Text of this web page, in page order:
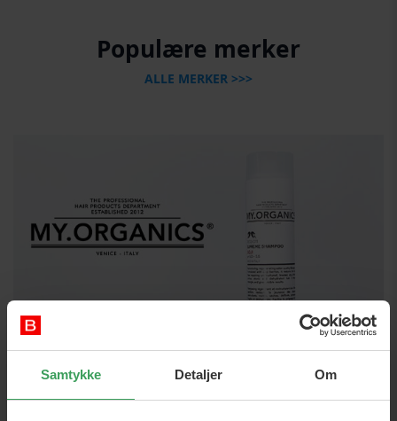
Samtykke Detaljer Om
Populære merker
ALLE MERKER >>>